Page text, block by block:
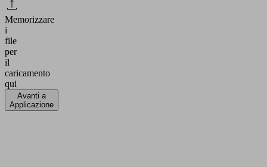
Memorizzare
i
file
per
il
caricamento
qui
Avanti a
Applicazione